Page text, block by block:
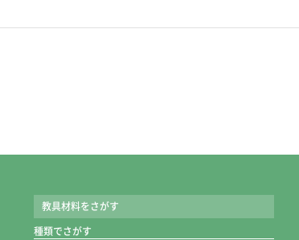
高品質な
持ちやす
教具材料をさがす
種類でさがす